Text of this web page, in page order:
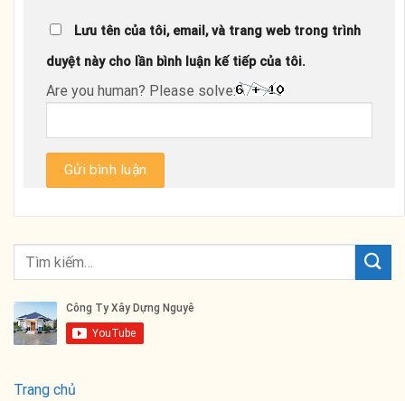
Lưu tên của tôi, email, và trang web trong trình
duyệt này cho lần bình luận kế tiếp của tôi.
Are you human? Please solve:
Trang chủ